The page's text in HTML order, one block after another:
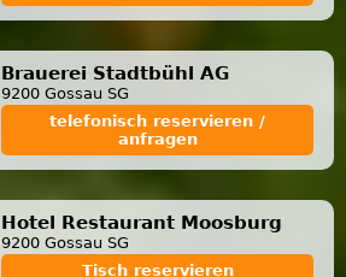
Brauerei Stadtbühl AG
9200 Gossau SG
telefonisch reservieren /
anfragen
Hotel Restaurant Moosburg
9200 Gossau SG
Tisch reservieren